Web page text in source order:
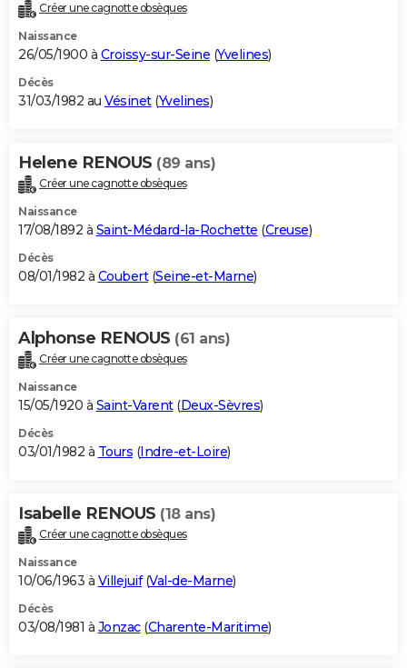
Créer une cagnotte obsèques
Naissance
26/05/1900 à Croissy-sur-Seine (Yvelines)
Décès
31/03/1982 au Vésinet(Yvelines)
Helene RENOUS (89 ans)
Créer une cagnotte obsèques
Naissance
17/08/1892 à Saint-Médard-la-Rochette (Creuse)
Décès
08/01/1982 à Coubert(Seine-et-Marne)
Alphonse RENOUS (61 ans)
Créer une cagnotte obsèques
Naissance
15/05/1920 à Saint-Varent(Deux-Sèvres)
Décès
03/01/1982 à Tours (Indre-et-Loire)
Isabelle RENOUS (18 ans)
Créer une cagnotte obsèques
Naissance
10/06/1963 à Villejuif(Val-de-Marne)
Décès
03/08/1981 à Jonzac(Charente-Maritime)